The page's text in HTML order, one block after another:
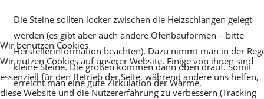
Die Steine sollten locker zwischen die Heizschlangen gelegt
werden (es gibt aber auch andere Ofenbauformen – bitte
Herstellerinformation beachten). Dazu nimmt man in der
kleine Steine. Die großen kommen dann oben drauf. Somit
erreicht man eine gute Zirkulation der Wärme.
Wir benutzen Cookies
Wir nutzen Cookies auf unserer Website. Einige von ihnen sind
essenziell für den Betrieb der Seite, während andere uns helfen,
diese Website und die Nutzererfahrung zu verbessern (Tracking